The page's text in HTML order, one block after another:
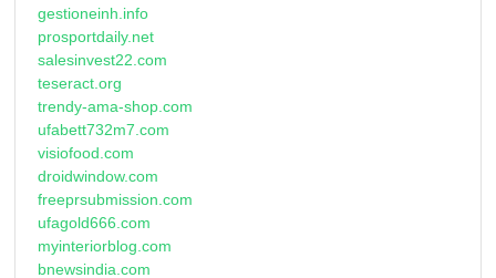
gestioneinh.info
prosportdaily.net
salesinvest22.com
teseract.org
trendy-ama-shop.com
ufabett732m7.com
visiofood.com
droidwindow.com
freeprsubmission.com
ufagold666.com
myinteriorblog.com
bnewsindia.com